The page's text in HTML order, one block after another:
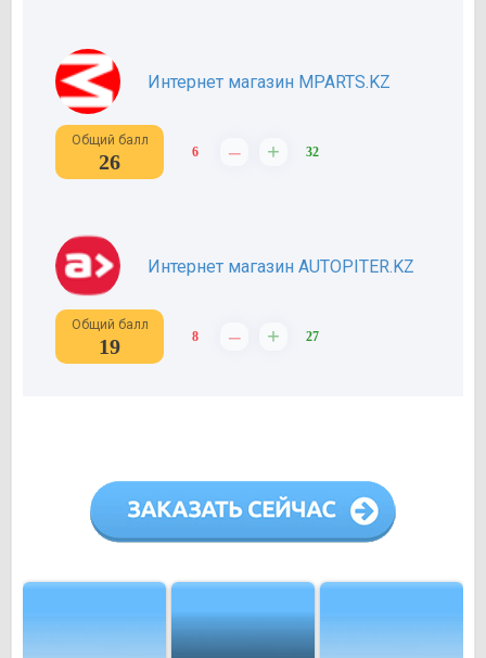
Интернет магазин MPARTS.KZ
Общий балл
26 6 – + 32
Интернет магазин AUTOPITER.KZ
Общий балл
19 8 – + 27